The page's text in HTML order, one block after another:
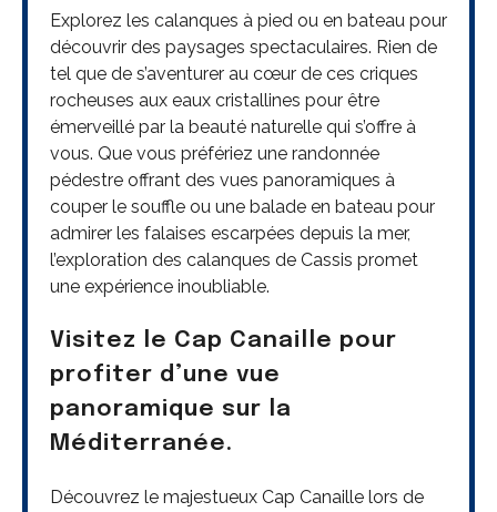
Explorez les calanques à pied ou en bateau pour
découvrir des paysages spectaculaires. Rien de
tel que de s’aventurer au cœur de ces criques
rocheuses aux eaux cristallines pour être
émerveillé par la beauté naturelle qui s’offre à
vous. Que vous préfériez une randonnée
pédestre offrant des vues panoramiques à
couper le souffle ou une balade en bateau pour
admirer les falaises escarpées depuis la mer,
l’exploration des calanques de Cassis promet
une expérience inoubliable.
Visitez le Cap Canaille pour
profiter d’une vue
panoramique sur la
Méditerranée.
Découvrez le majestueux Cap Canaille lors de